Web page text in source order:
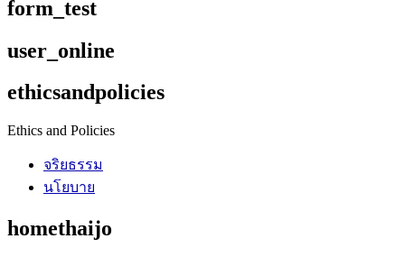
form_test
user_online
ethicsandpolicies
Ethics and Policies
จริยธรรม
นโยบาย
homethaijo